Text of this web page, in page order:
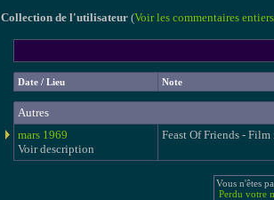
Collection de l'utilisateur (Voir les commentaires entiers
Date / Lieu Note
Autres
mars 1969
Voir description
Feast Of Friends -
Vous n'êtes
Perdu votre